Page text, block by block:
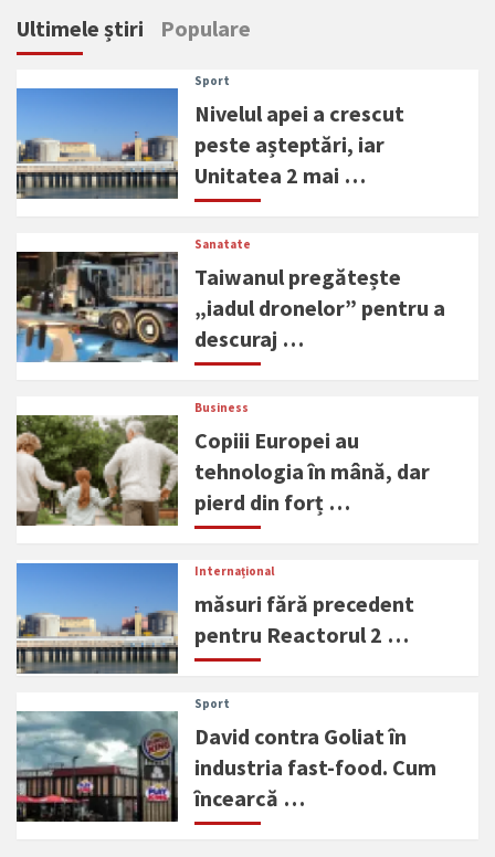
Ultimele știri Populare
Sport
Nivelul apei a crescut
peste așteptări, iar
Unitatea 2 mai …
Sanatate
Taiwanul pregătește
„iadul dronelor” pentru a
descuraj …
Business
Copiii Europei au
tehnologia în mână, dar
pierd din forț …
Internațional
măsuri fără precedent
pentru Reactorul 2 …
Sport
David contra Goliat în
industria fast-food. Cum
încearcă …